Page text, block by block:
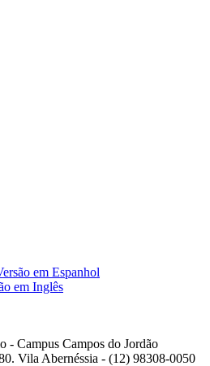
em Espanhol
em Inglês
- Campus Campos do Jordão
Vila Abernéssia - (12) 98308-0050